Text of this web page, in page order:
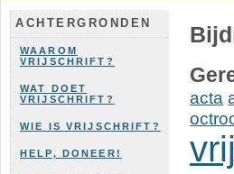
ACHTERGRONDEN
WAAROM
VRIJSCHRIFT?
WAT DOET
VRIJSCHRIFT?
WIE IS VRIJSCHRIFT?
HELP, DONEER!
acta